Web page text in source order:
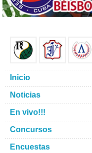
Inicio
Noticias
En vivo!!!
Concursos
Encuestas